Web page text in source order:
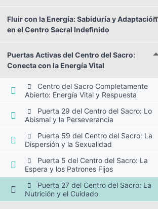
Fluir con la Energía: Sabiduría y Adaptación
en el Centro Sacral Indefinido
Puertas Activas del Centro del Sacro:
Conecta con la Energía Vital
Centro del Sacro Completamente
Abierto: Energía Vital y Respuesta
Puerta 29 del Centro del Sacro: Lo
Abismal y la Perseverancia
Puerta 59 del Centro del Sacro: La
Dispersión y la Sexualidad
Puerta 5 del Centro del Sacro: La
Espera y los Patrones Fijos
Puerta 27 del Centro del Sacro: La
Nutrición y el Cuidado